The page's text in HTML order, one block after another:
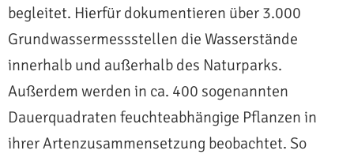
begleitet. Hierfür dokumentieren über 3.000
Grundwassermessstellen die Wasserstände
innerhalb und außerhalb des Naturparks.
Außerdem werden in ca. 400 sogenannten
Dauerquadraten feuchteabhängige Pflanzen in
ihrer Artenzusammensetzung beobachtet. So